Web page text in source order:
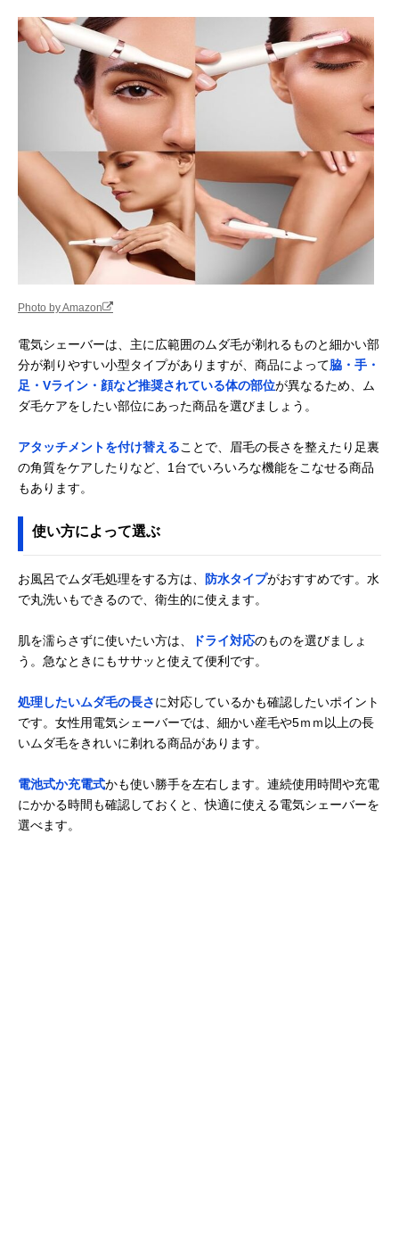
楽天市場で見る
ャパン) ハイドロ
シルク V.I.Oダブル
シェーバー
に。長さ調節も可
Amazonで見る
テスコム(Tescom)
レディシェーバー
TT450A
広範囲のムダ毛処
理におすすめのワ
楽天市場で見る
アルファP うぶ毛
シェーバー ソルス
ティック ミニ
APS-01
ポーチに入れて持
ち歩けるサイズ感
顔・腕・手・指
足など
Amazonで見る
パナソニック
(Panasonic) フェ
メイク前のケアに
おすすめのフェイ
顔・ウブ毛
Amazonで見る
コイズミ(Koizumi)
ー KLC-0730
K18コーティング
テム
顔
Amazonで見る
ompa Tホルダー
FB0057
肌にやさしい音波
振動でムダ毛をカ
Amazonで見る
ブラウン(Braun)
足裏の古い角質も
脇・腕・足・ビ
Photo by Amazon
電気シェーバーは、主に広範囲のムダ毛が剃れるものと細かい部
分が剃りやすい小型タイプがありますが、商品によって脇・手・
足・Vライン・顔など推奨されている体の部位が異なるため、ム
ダ毛ケアをしたい部位にあった商品を選びましょう。
アタッチメントを付け替えることで、眉毛の長さを整えたり足裏
の角質をケアしたりなど、1台でいろいろな機能をこなせる商品
もあります。
使い方によって選ぶ
お風呂でムダ毛処理をする方は、 防水タイプがおすすめです。水
で丸洗いもできるので、衛生的に使えます。
肌を濡らさずに使いたい方は、 ドライ対応のものを選びましょ
う。急なときにもササッと使えて便利です。
処理したいムダ毛の長さに対応しているかも確認したいポイント
です。女性用電気シェーバーでは、細かい産毛や5ｍｍ以上の長
いムダ毛をきれいに剃れる商品があります。
電池式か充電式かも使い勝手を左右します。連続使用時間や充電
にかかる時間も確認しておくと、快適に使える電気シェーバーを
選べます。